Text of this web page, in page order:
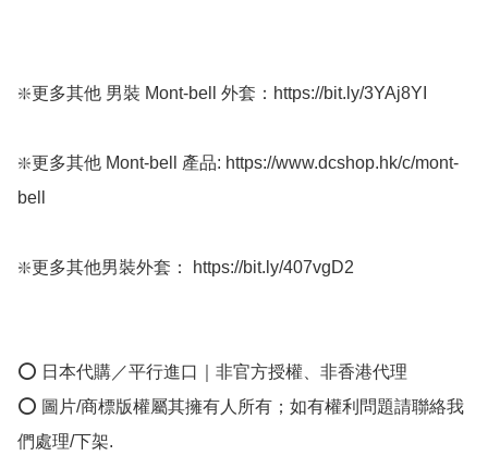
❇️更多其他 男裝 Mont-bell 外套：https://bit.ly/3YAj8YI
❇️更多其他 Mont-bell 產品: https://www.dcshop.hk/c/mont-
bell
❇️更多其他男裝外套： https://bit.ly/407vgD2
⭕ 日本代購／平行進口｜非官方授權、非香港代理
⭕ 圖片/商標版權屬其擁有人所有；如有權利問題請聯絡我
們處理/下架.